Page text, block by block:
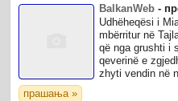
BalkanWeb -
Udhëheqësi i
mbërritur në
që nga grushti i
qeverinë e
zhyti vendin në
прашања »